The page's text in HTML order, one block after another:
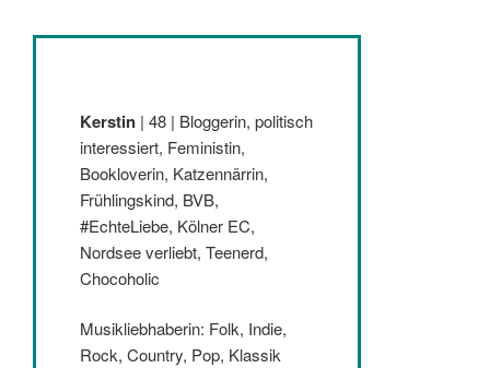
Kerstin | 48 | Bloggerin, politisch
interessiert, Feministin,
Bookloverin, Katzennärrin,
Frühlingskind, BVB,
#EchteLiebe, Kölner EC,
Nordsee verliebt, Teenerd,
Chocoholic
Musikliebhaberin: Folk, Indie,
Rock, Country, Pop, Klassik